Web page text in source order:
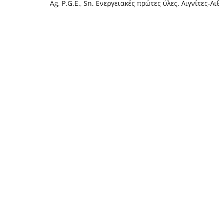
Ag, P.G.E., Sn. Ενεργειακές πρώτες ύλες. Λιγνίτες-